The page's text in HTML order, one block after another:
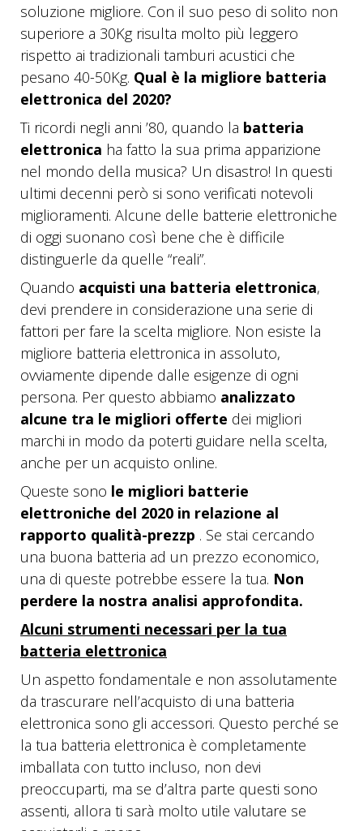
soluzione migliore. Con il suo peso di solito non
superiore a 30Kg risulta molto più leggero
rispetto ai tradizionali tamburi acustici che
pesano 40-50Kg. Qual è la migliore batteria
elettronica del 2020?
Ti ricordi negli anni ’80, quando la batteria
elettronica ha fatto la sua prima apparizione
nel mondo della musica? Un disastro! In questi
ultimi decenni però si sono verificati notevoli
miglioramenti. Alcune delle batterie elettroniche
di oggi suonano così bene che è difficile
distinguerle da quelle “reali”.
Quando acquisti una batteria elettronica,
devi prendere in considerazione una serie di
fattori per fare la scelta migliore. Non esiste la
migliore batteria elettronica in assoluto,
ovviamente dipende dalle esigenze di ogni
persona. Per questo abbiamo analizzato
alcune tra le migliori offerte dei migliori
marchi in modo da poterti guidare nella scelta,
anche per un acquisto online.
Queste sono le migliori batterie
elettroniche del 2020 in relazione al
rapporto qualità-prezzp . Se stai cercando
una buona batteria ad un prezzo economico,
una di queste potrebbe essere la tua. Non
perdere la nostra analisi approfondita.
Alcuni strumenti necessari per la tua
batteria elettronica
Un aspetto fondamentale e non assolutamente
da trascurare nell’acquisto di una batteria
elettronica sono gli accessori. Questo perché se
la tua batteria elettronica è completamente
imballata con tutto incluso, non devi
preoccuparti, ma se d’altra parte questi sono
assenti, allora ti sarà molto utile valutare se